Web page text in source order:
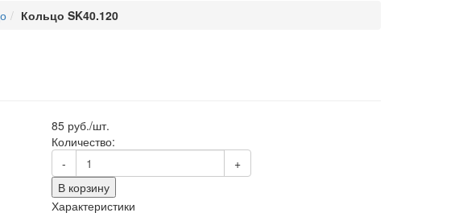
Кольцо SK40.120
85 руб./шт.
Количество:
-
+
В корзину
Характеристики